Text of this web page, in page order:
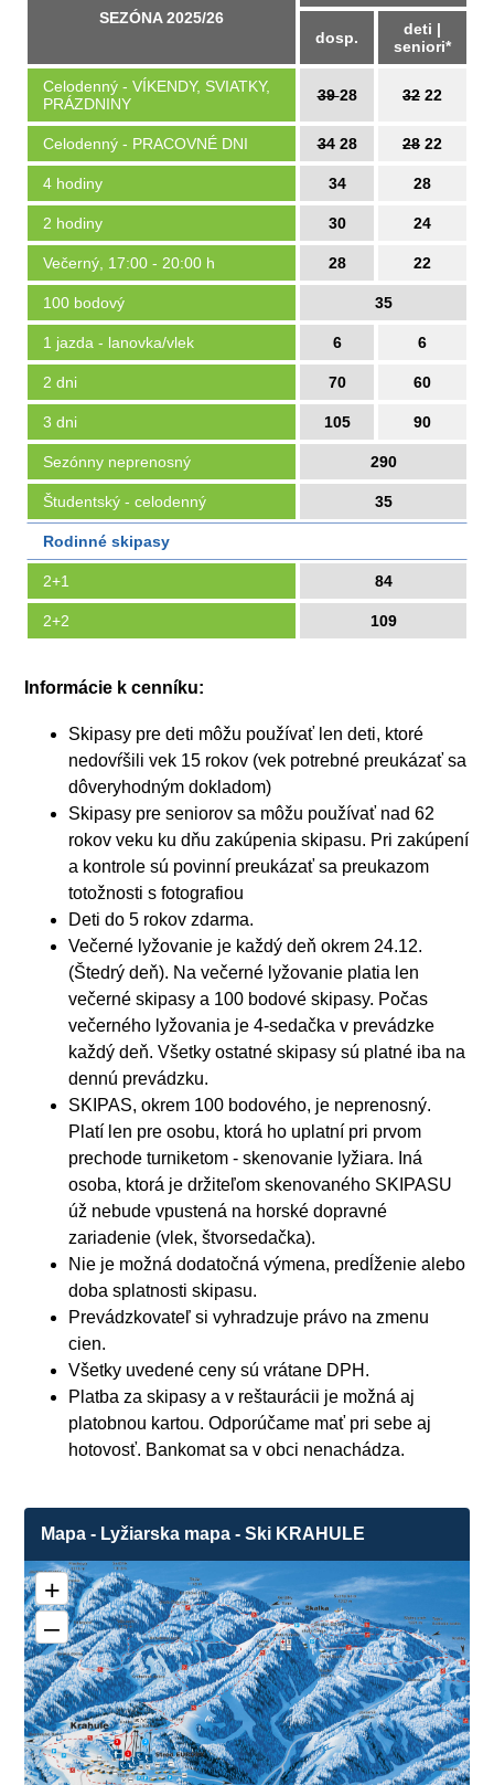
SEZÓNA 2025/26
dosp.
deti |
seniori*
Celodenný - VÍKENDY, SVIATKY,
PRÁZDNINY
3928 32 22
Celodenný - PRACOVNÉ DNI 3428 28 22
4 hodiny 34 28
2 hodiny 30 24
Večerný, 17:00 - 20:00 h 28 22
100 bodový 35
1 jazda - lanovka/vlek 6 6
2 dni 70 60
3 dni 105 90
Sezónny neprenosný 290
Študentský - celodenný 35
Rodinné skipasy
2+1 84
2+2 109
Informácie k cenníku:
Skipasy pre deti môžu používať len deti, ktoré
nedovŕšili vek 15 rokov (vek potrebné preukázať sa
dôveryhodným dokladom)
Skipasy pre seniorov sa môžu používať nad 62
rokov veku ku dňu zakúpenia skipasu. Pri zakúpení
a kontrole sú povinní preukázať sa preukazom
totožnosti s fotografiou
Deti do 5 rokov zdarma.
Večerné lyžovanie je každý deň okrem 24.12.
(Štedrý deň). Na večerné lyžovanie platia len
večerné skipasy a 100 bodové skipasy. Počas
večerného lyžovania je 4-sedačka v prevádzke
každý deň. Všetky ostatné skipasy sú platné iba na
dennú prevádzku.
SKIPAS, okrem 100 bodového, je neprenosný.
Platí len pre osobu, ktorá ho uplatní pri prvom
prechode turniketom - skenovanie lyžiara. Iná
osoba, ktorá je držiteľom skenovaného SKIPASU
úž nebude vpustená na horské dopravné
zariadenie (vlek, štvorsedačka).
Nie je možná dodatočná výmena, predĺženie alebo
doba splatnosti skipasu.
Prevádzkovateľ si vyhradzuje právo na zmenu
cien.
Všetky uvedené ceny sú vrátane DPH.
Platba za skipasy a v reštaurácii je možná aj
platobnou kartou. Odporúčame mať pri sebe aj
hotovosť. Bankomat sa v obci nenachádza.
Mapa - Lyžiarska mapa - Ski KRAHULE
1
2
3
❌
❌
❌
❌
❌
❌
+
–